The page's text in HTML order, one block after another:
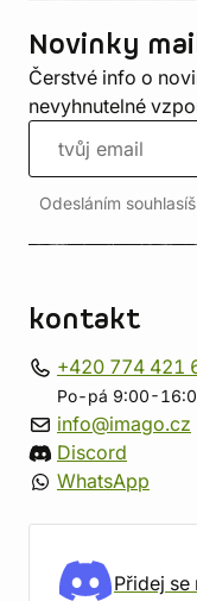
Novinky
Čerstvé info o
nevyhnutelné
Odesláním
kontakt
+420 774 421
Po-pá 9:00-
info@imago.cz
Discord
WhatsApp
Přidej se